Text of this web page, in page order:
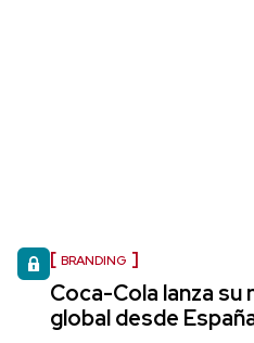
BRANDING
Coca-Cola lanza su
global desde